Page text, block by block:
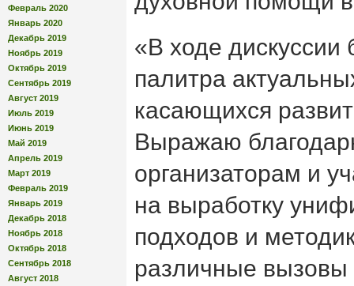
Февраль 2020
Январь 2020
Декабрь 2019
Ноябрь 2019
Октябрь 2019
Сентябрь 2019
Август 2019
Июль 2019
Июнь 2019
Май 2019
Апрель 2019
Март 2019
Февраль 2019
Январь 2019
Декабрь 2018
Ноябрь 2018
Октябрь 2018
Сентябрь 2018
Август 2018
«В ходе дискуссии
палитра
касающихся
Выражаю
организаторам и
на выработку
подходов и
различные